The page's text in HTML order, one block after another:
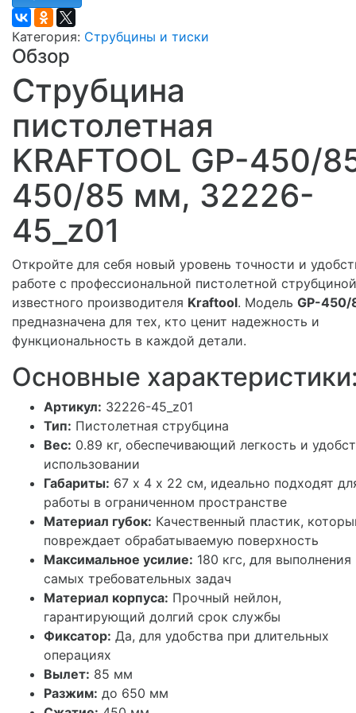
Категория: Струбцины и тиски
Обзор
Струбцина
пистолетная
KRAFTOOL GP-450/
450/85 мм, 32226-
45_z01
Откройте для себя новый уровень точности и
работе с профессиональной пистолетной
известного производителя Kraftool. Модель GP-450/
предназначена для тех, кто ценит надежность и
функциональность в каждой детали.
Основные
Артикул: 32226-45_z01
Тип: Пистолетная струбцина
Вес: 0.89 кг, обеспечивающий легкость и
использовании
Габариты: 67 х 4 х 22 см, идеально подходят
работы в ограниченном пространстве
Материал губок: Качественный пластик,
повреждает обрабатываемую поверхность
Максимальное усилие: 180 кгс, для выполнения
самых требовательных задач
Материал корпуса: Прочный нейлон,
гарантирующий долгий срок службы
Фиксатор: Да, для удобства при длительных
операциях
Вылет: 85 мм
Разжим: до 650 мм